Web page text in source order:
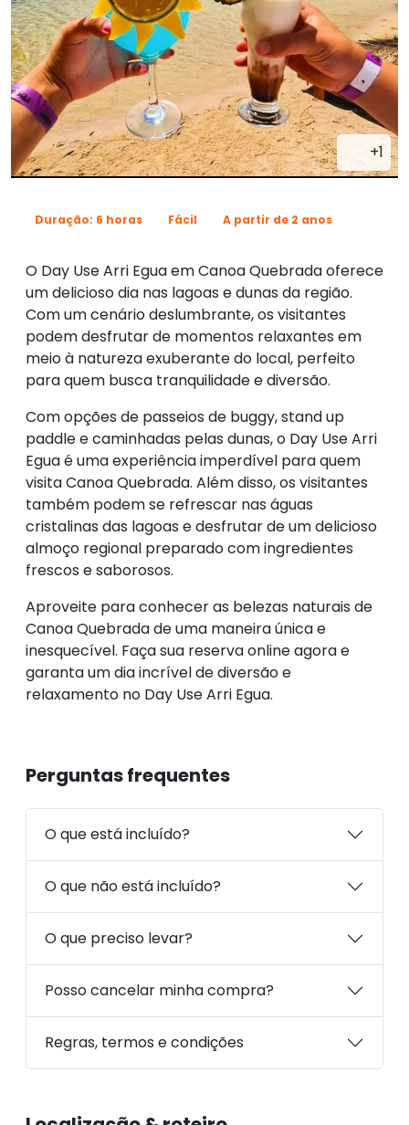
+1
Duração: 6 horas Fácil A partir de 2 anos
O Day Use Arri Egua em Canoa Quebrada oferece
um delicioso dia nas lagoas e dunas da região.
Com um cenário deslumbrante, os visitantes
podem desfrutar de momentos relaxantes em
meio à natureza exuberante do local, perfeito
para quem busca tranquilidade e diversão.
Com opções de passeios de buggy, stand up
paddle e caminhadas pelas dunas, o Day Use Arri
Egua é uma experiência imperdível para quem
visita Canoa Quebrada. Além disso, os visitantes
também podem se refrescar nas águas
cristalinas das lagoas e desfrutar de um delicioso
almoço regional preparado com ingredientes
frescos e saborosos.
Aproveite para conhecer as belezas naturais de
Canoa Quebrada de uma maneira única e
inesquecível. Faça sua reserva online agora e
garanta um dia incrível de diversão e
relaxamento no Day Use Arri Egua.
Perguntas frequentes
O que está incluído?
O que não está incluído?
O que preciso levar?
Posso cancelar minha compra?
Regras, termos e condições